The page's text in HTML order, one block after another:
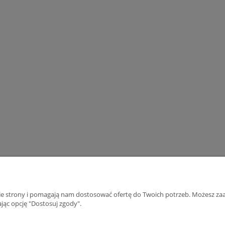
strony i pomagają nam dostosować ofertę do Twoich potrzeb. Możesz
opcję "Dostosuj zgody".